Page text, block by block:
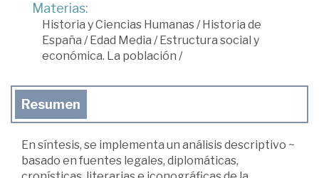
Materias:
Historia y Ciencias Humanas/ Historia de
España / Edad Media / Estructura social y
económica. La población /
Resumen
En síntesis, se implementa un análisis descriptivo ~
basado en fuentes legales, diplomáticas,